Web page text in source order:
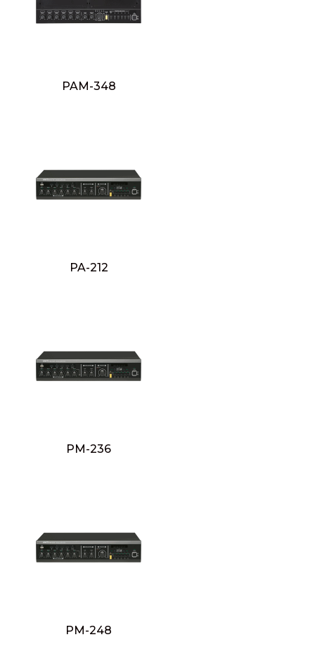
PAM-348
PA-212
PM-236
PM-248